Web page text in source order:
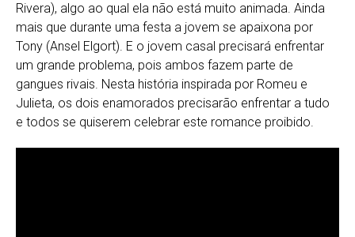
Rivera), algo ao qual ela não está muito animada. Ainda
mais que durante uma festa a jovem se apaixona por
Tony (Ansel Elgort). E o jovem casal precisará enfrentar
um grande problema, pois ambos fazem parte de
gangues rivais. Nesta história inspirada por Romeu e
Julieta, os dois enamorados precisarão enfrentar a tudo
e todos se quiserem celebrar este romance proibido.